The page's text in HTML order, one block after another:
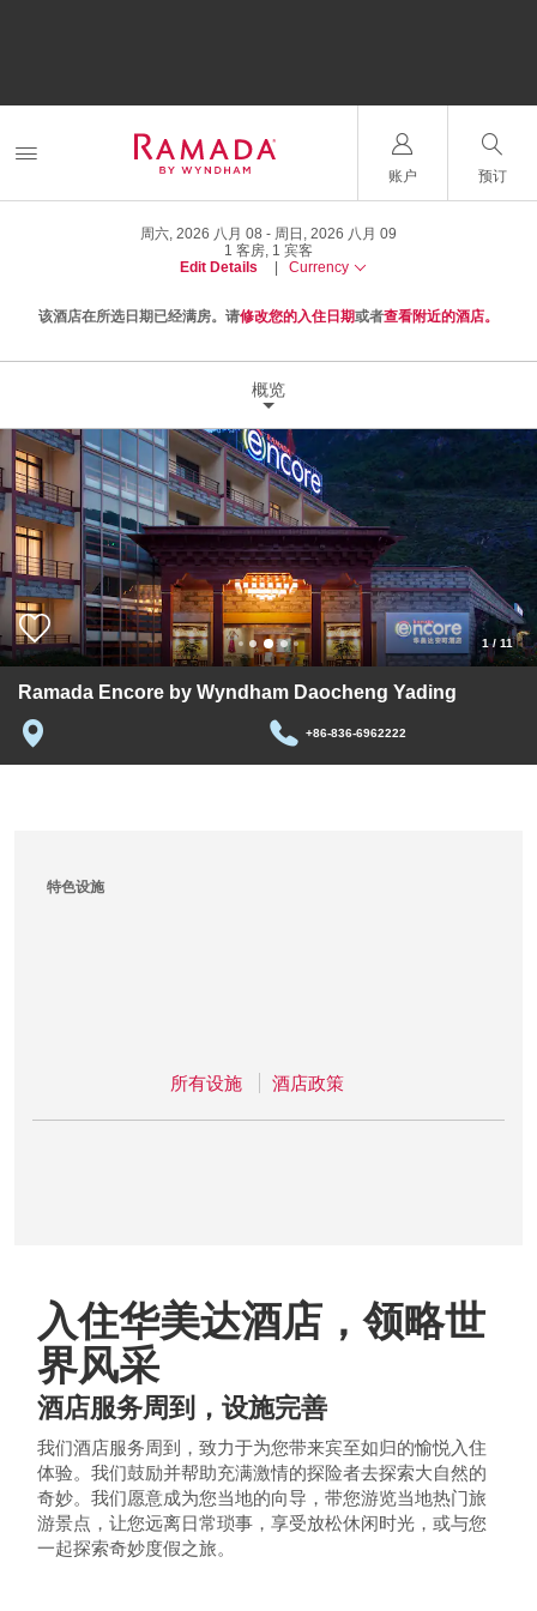
账户 预订
周六, 2026 八月 08
周日, 2026 八月 09
1 客房, 1 宾客
Edit Details
Currency
该酒店在所选日期已经满房。请修改您的入住日期或者查看附近的酒店。
概览
1/ 11
Ramada Encore by Wyndham Daocheng Yading
+86-836-6962222
特色设施
所有设施 酒店政策
入住华美达酒店，领略世
界风采
酒店服务周到，设施完善
我们酒店服务周到，致力于为您带来宾至如归的愉悦入住
体验。我们鼓励并帮助充满激情的探险者去探索大自然的
奇妙。我们愿意成为您当地的向导，带您游览当地热门旅
游景点，让您远离日常琐事，享受放松休闲时光，或与您
一起探索奇妙度假之旅。